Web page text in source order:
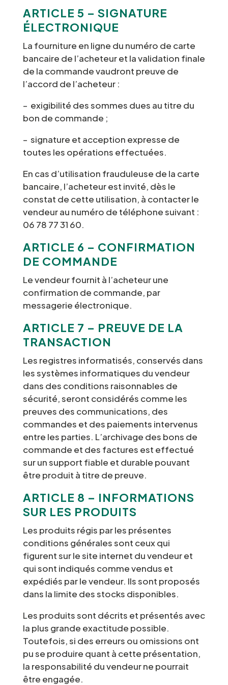
ARTICLE 5 – SIGNATURE
ÉLECTRONIQUE
La fourniture en ligne du numéro de carte
bancaire de l’acheteur et la validation finale
de la commande vaudront preuve de
l’accord de l’acheteur :
– exigibilité des sommes dues au titre du
bon de commande ;
– signature et acception expresse de
toutes les opérations effectuées.
En cas d’utilisation frauduleuse de la carte
bancaire, l’acheteur est invité, dès le
constat de cette utilisation, à contacter le
vendeur au numéro de téléphone suivant :
06 78 77 31 60.
ARTICLE 6 – CONFIRMATION
DE COMMANDE
Le vendeur fournit à l’acheteur une
confirmation de commande, par
messagerie électronique.
ARTICLE 7 – PREUVE DE LA
TRANSACTION
Les registres informatisés, conservés dans
les systèmes informatiques du vendeur
dans des conditions raisonnables de
sécurité, seront considérés comme les
preuves des communications, des
commandes et des paiements intervenus
entre les parties. L’archivage des bons de
commande et des factures est effectué
sur un support fiable et durable pouvant
être produit à titre de preuve.
ARTICLE 8 – INFORMATIONS
SUR LES PRODUITS
Les produits régis par les présentes
conditions générales sont ceux qui
figurent sur le site internet du vendeur et
qui sont indiqués comme vendus et
expédiés par le vendeur. Ils sont proposés
dans la limite des stocks disponibles.
Les produits sont décrits et présentés avec
la plus grande exactitude possible.
Toutefois, si des erreurs ou omissions ont
pu se produire quant à cette présentation,
la responsabilité du vendeur ne pourrait
être engagée.